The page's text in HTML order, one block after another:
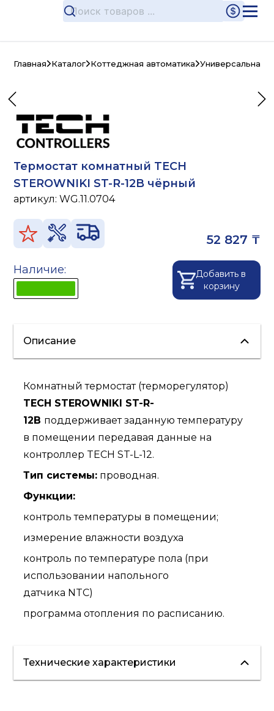
Главная Каталог Коттеджная автоматика Универсальная
Термостат комнатный TECH
STEROWNIKI ST-R-12B чёрный
артикул:WG.11.0704
52 827 ₸
Наличие:
Добавить в
корзину
Описание
Комнатный термостат (терморегулятор)
TECH STEROWNIKI ST-R-
12B поддерживает заданную температуру
в помещении передавая данные на
контроллер TECH ST-L-12.
Тип системы: проводная.
Функции:
контроль температуры в помещении;
измерение влажности воздуха
контроль по температуре пола (при
использовании напольного
датчика NTС)
программа отопления по расписанию.
Технические характеристики